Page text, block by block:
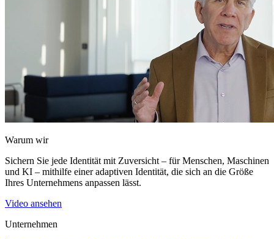
Warum wir
Sichern Sie jede Identität mit Zuversicht – für Menschen, Maschinen
und KI – mithilfe einer adaptiven Identität, die sich an die Größe
Ihres Unternehmens anpassen lässt.
Video ansehen
Unternehmen